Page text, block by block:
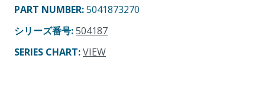
PART NUMBER:5041873270
シリーズ番号:504187
SERIES CHART:VIEW